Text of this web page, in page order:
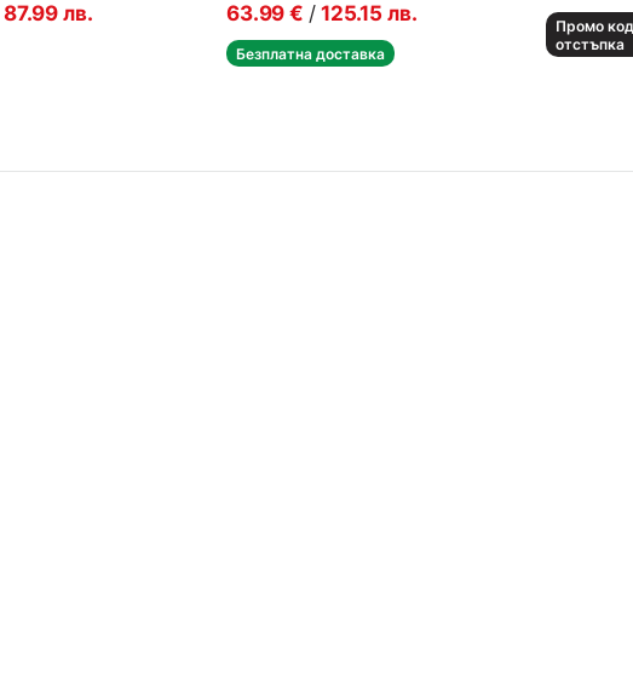
87.99 лв.
63.99 € / 125.15 лв.
Безплатна доставка
Промо
отстъпка